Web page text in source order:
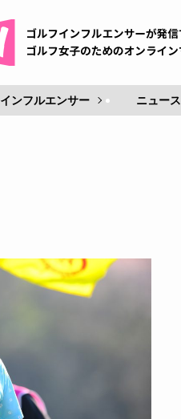
インフルエンサー ニュース